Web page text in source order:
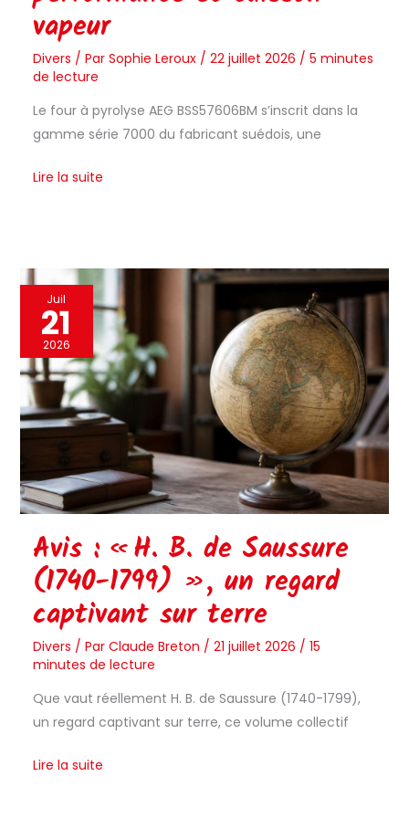
vapeur
Divers / Par Sophie Leroux / 22 juillet 2026 / 5 minutes
de lecture
Le four à pyrolyse AEG BSS57606BM s’inscrit dans la
gamme série 7000 du fabricant suédois, une
Lire la suite
Juil
21
2026
Avis : « H. B. de Saussure
(1740-1799) », un regard
captivant sur terre
Divers / Par Claude Breton / 21 juillet 2026 / 15
minutes de lecture
Que vaut réellement H. B. de Saussure (1740-1799),
un regard captivant sur terre, ce volume collectif
Avis
H.
B.
de
Saussure
1799)
»,
un
regard
captivant
sur
terre
Lire la suite